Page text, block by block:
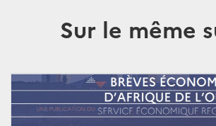
Sur le même